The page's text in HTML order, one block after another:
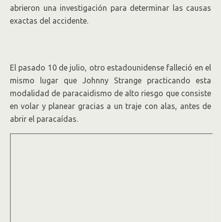
abrieron una investigación para determinar las causas
exactas del accidente.
El pasado 10 de julio, otro estadounidense falleció en el
mismo lugar que Johnny Strange practicando esta
modalidad de paracaidismo de alto riesgo que consiste
en volar y planear gracias a un traje con alas, antes de
abrir el paracaídas.